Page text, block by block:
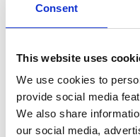
Consent
This website uses
We use cookies to
provide social media
We also share
our social media,
Gewicht
0.5